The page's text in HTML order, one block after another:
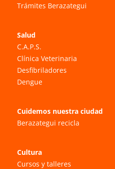
Trámites Berazategui
Salud
C.A.P.S.
Clínica Veterinaria
Desfibriladores
Dengue
Cuidemos nuestra ciudad
Berazategui recicla
Cultura
Cursos y talleres